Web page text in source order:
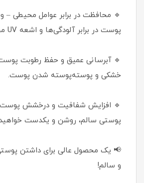
پوست در برابر آلودگی‌ها و اشعه UV محافظت می‌کند.
🔹 آبرسانی عمیق و حفظ رطوبت
خشکی و پوسته‌پوسته شدن پوست.
🔹 افزایش شفافیت و درخشش پوست
پوستی سالم، روشن و یکدست
📢 یک محصول عالی برای داشتن
و سالم!